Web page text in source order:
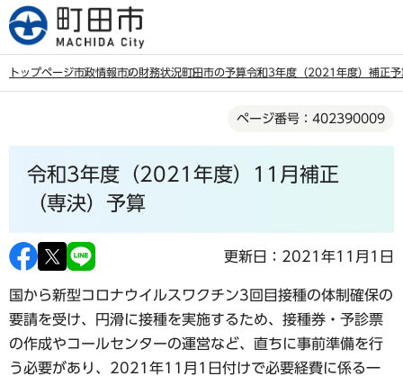
こ
の
トップページ市政情報市の財務状況町田市の予算令和3年度（2021年度）補正予
ページ番号：402390009
令和3年度（2021年度）11月補正
（専決）予算
更新日：2021年11月1日
国から新型コロナウイルスワクチン3回目接種の体制確保の
要請を受け、円滑に接種を実施するため、接種券・予診票
の作成やコールセンターの運営など、直ちに事前準備を行
う必要があり、2021年11月1日付けで必要経費に係る一